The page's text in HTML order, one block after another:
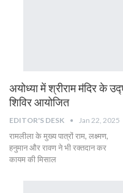
अयोध्या में श्रीराम मऺदिर के
शिविर आयोजित
EDITOR'S DESK Jan 22, 2025
रामलीला के मुख्य पात्रों राम, लक्ष्मण,
हनुमान और रावण ने भी रक्तदान कर
कायम की मिसाल